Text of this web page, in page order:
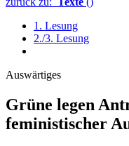
1. Lesung
2./3. Lesung
Auswärtiges
Grüne legen
feministischer